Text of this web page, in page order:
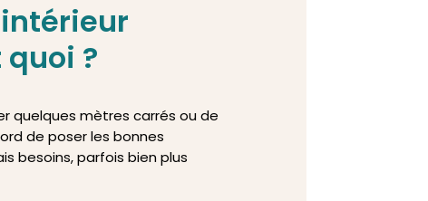
?
quelques mètres carrés ou de
de poser les bonnes
besoins, parfois bien plus